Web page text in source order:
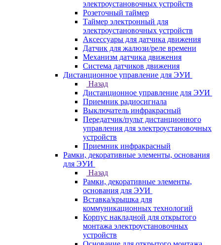
электроустановочных устройств
Розеточный таймер
Таймер электронный для
электроустановочных устройств
Аксессуары для датчика движения
Датчик для жалюзи/реле времени
Механизм датчика движения
Система датчиков движения
Дистанционное управление для ЭУИ
Назад
Дистанционное управление для ЭУИ
Приемник радиосигнала
Выключатель инфракрасный
Передатчик/пульт дистанционного
управления для электроустановочных
устройств
Приемник инфракрасный
Рамки, декоративные элементы, основания
для ЭУИ
Назад
Рамки, декоративные элементы,
основания для ЭУИ
Вставка/крышка для
коммуникационных технологий
Корпус накладной для открытого
монтажа электроустановочных
устройств